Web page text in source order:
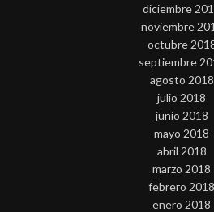
diciembre
noviembre
octubre
septiembre
agosto 2018
julio 2018
junio 2018
mayo 2018
abril 2018
marzo 2018
febrero 2018
enero 2018